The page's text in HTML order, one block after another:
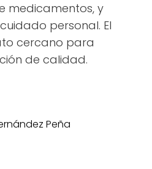
medicamentos, y
personal. El
cercano para
de calidad.
Peña